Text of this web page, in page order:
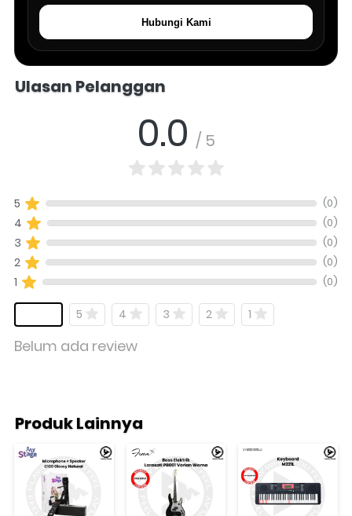
Hubungi Kami
Ulasan Pelanggan
0.0 / 5
5 (0)
4 (0)
3 (0)
2 (0)
1 (0)
5 4 3 2 1
Belum ada review
Produk Lainnya